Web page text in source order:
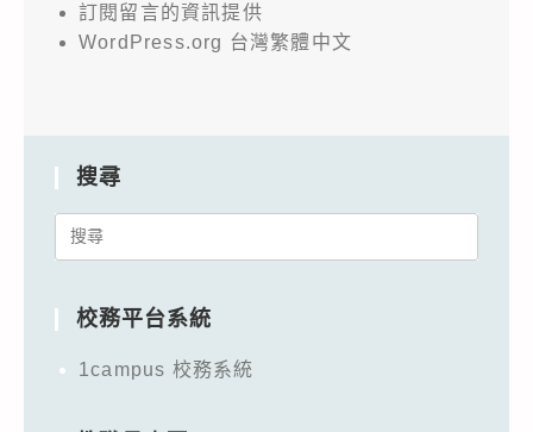
訂閱留言的資訊提供
WordPress.org 台灣繁體中文
搜尋
Search
校務平台系統
1campus 校務系統